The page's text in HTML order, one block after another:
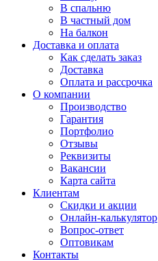
В спальню
В частный дом
На балкон
Доставка и оплата
Как сделать заказ
Доставка
Оплата и рассрочка
О компании
Производство
Гарантия
Портфолио
Отзывы
Реквизиты
Вакансии
Карта сайта
Клиентам
Скидки и акции
Онлайн-калькулятор
Вопрос-ответ
Оптовикам
Контакты